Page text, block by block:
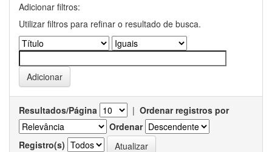
Adicionar filtros:
Utilizar filtros para refinar o resultado de busca.
Resultados/Página | Ordenar registros por
Ordenar
Registro(s)